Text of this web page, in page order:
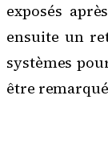
exposés
ensuite un
systèmes
être